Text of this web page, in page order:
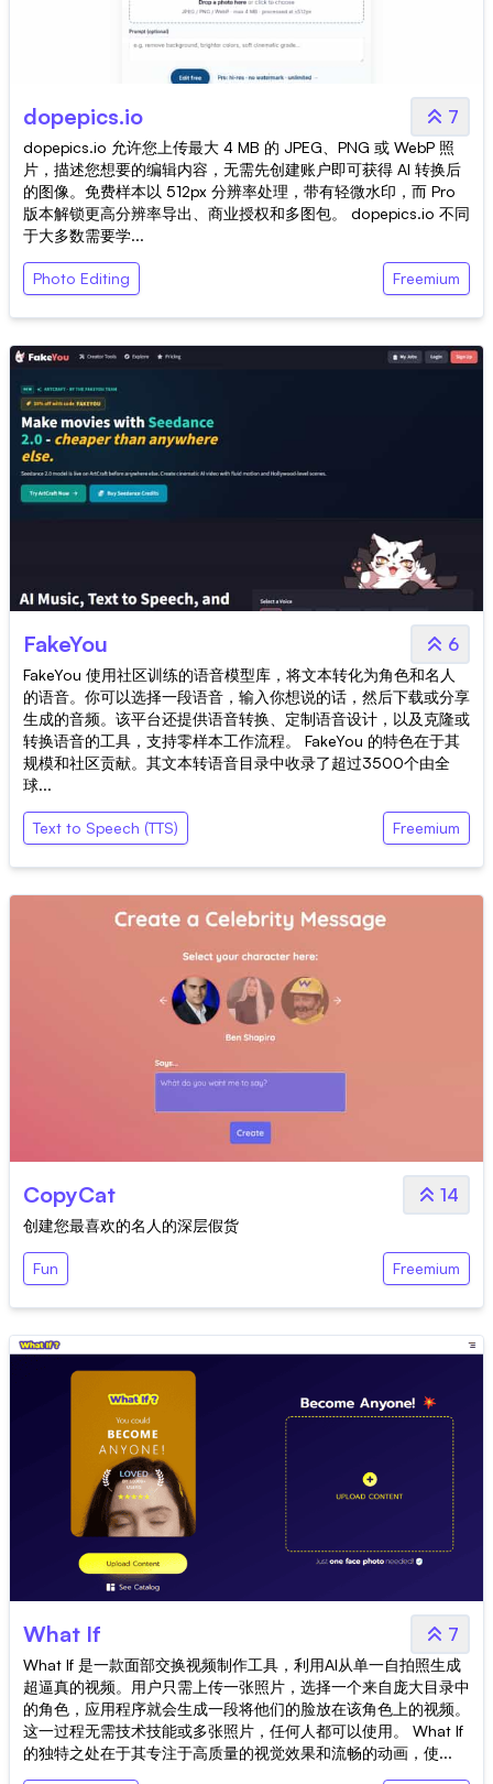
dopepics.io 7
dopepics.io 允许您上传最大 4 MB 的 JPEG、PNG 或 WebP 照
片，描述您想要的编辑内容，无需先创建账户即可获得 AI 转换后
的图像。免费样本以 512px 分辨率处理，带有轻微水印，而 Pro
版本解锁更高分辨率导出、商业授权和多图包。 dopepics.io 不同
于大多数需要学...
Photo Editing Freemium
FakeYou 6
FakeYou 使用社区训练的语音模型库，将文本转化为角色和名人
的语音。你可以选择一段语音，输入你想说的话，然后下载或分享
生成的音频。该平台还提供语音转换、定制语音设计，以及克隆或
转换语音的工具，支持零样本工作流程。 FakeYou 的特色在于其
规模和社区贡献。其文本转语音目录中收录了超过3500个由全
球...
Text to Speech (TTS) Freemium
CopyCat 14
创建您最喜欢的名人的深层假货
Fun Freemium
What If 7
What If 是一款面部交换视频制作工具，利用AI从单一自拍照生成
超逼真的视频。用户只需上传一张照片，选择一个来自庞大目录中
的角色，应用程序就会生成一段将他们的脸放在该角色上的视频。
这一过程无需技术技能或多张照片，任何人都可以使用。 What If
的独特之处在于其专注于高质量的视觉效果和流畅的动画，使...